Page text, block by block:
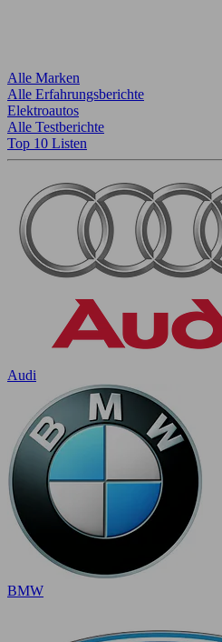
Alle Marken
Alle Erfahrungsberichte
Elektroautos
Alle Testberichte
Top 10 Listen
Audi
BMW